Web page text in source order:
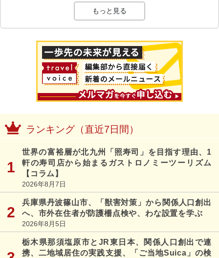
もっと見る
ランキング（直近7日間）
世界の富裕層が北九州「照寿司」を目指す理由、1
軒の寿司店から始まるガストロノミーツーリズム
【コラム】
2026年8月7日
兵庫県丹波篠山市、「獣害対策」から関係人口創出
へ、市外在住者が防護柵点検や、わな設置を学ぶ
2026年8月5日
栃木県那須塩原市とJR東日本、関係人口創出で連
携、二地域居住の実践支援、「ご当地Suica」の検